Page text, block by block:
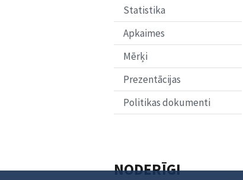
Statistika
Apkaimes
Mērķi
Prezentācijas
Politikas dokumenti
NODERĪGI